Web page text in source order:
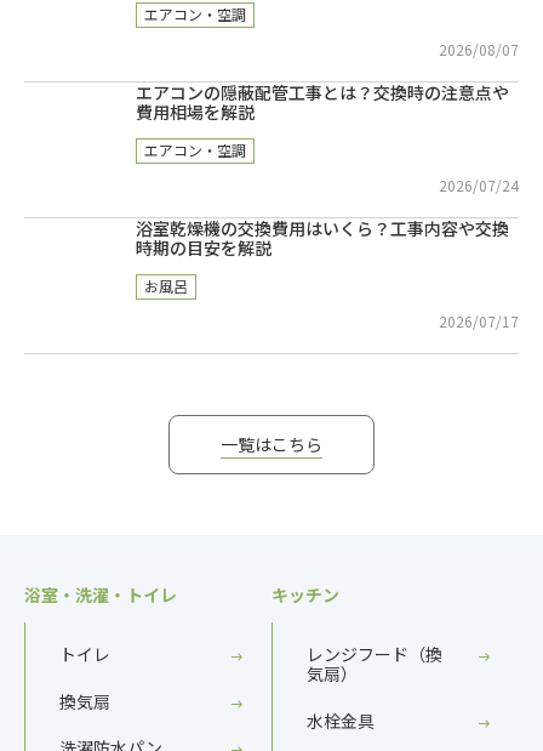
エアコン・空調
2026/08/07
エアコンの隠蔽配管工事とは？交換時の注意点や
費用相場を解説
エアコン・空調
2026/07/24
浴室乾燥機の交換費用はいくら？工事内容や交換
時期の目安を解説
お風呂
2026/07/17
一覧はこちら
浴室・洗濯・トイレ
トイレ
換気扇
キッチン
レンジフード（換
気扇）
水栓金具